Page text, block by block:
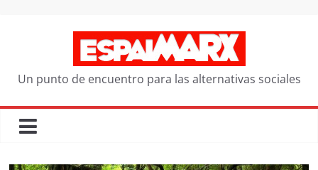
Un punto de encuentro para las alternativas sociales